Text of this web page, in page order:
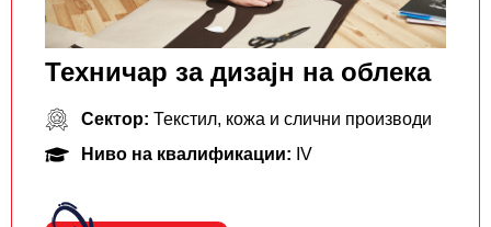
Техничар за дизајн на облека
Сектор: Текстил, кожа и слични производи
Ниво на квалификации: IV